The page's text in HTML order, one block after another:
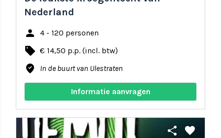
Nederland
person 4 - 120 personen
local_offer € 14,50 p.p. (incl. btw)
where_to_vote In de buurt van Ulestraten
Informatie aanvragen
share favorite